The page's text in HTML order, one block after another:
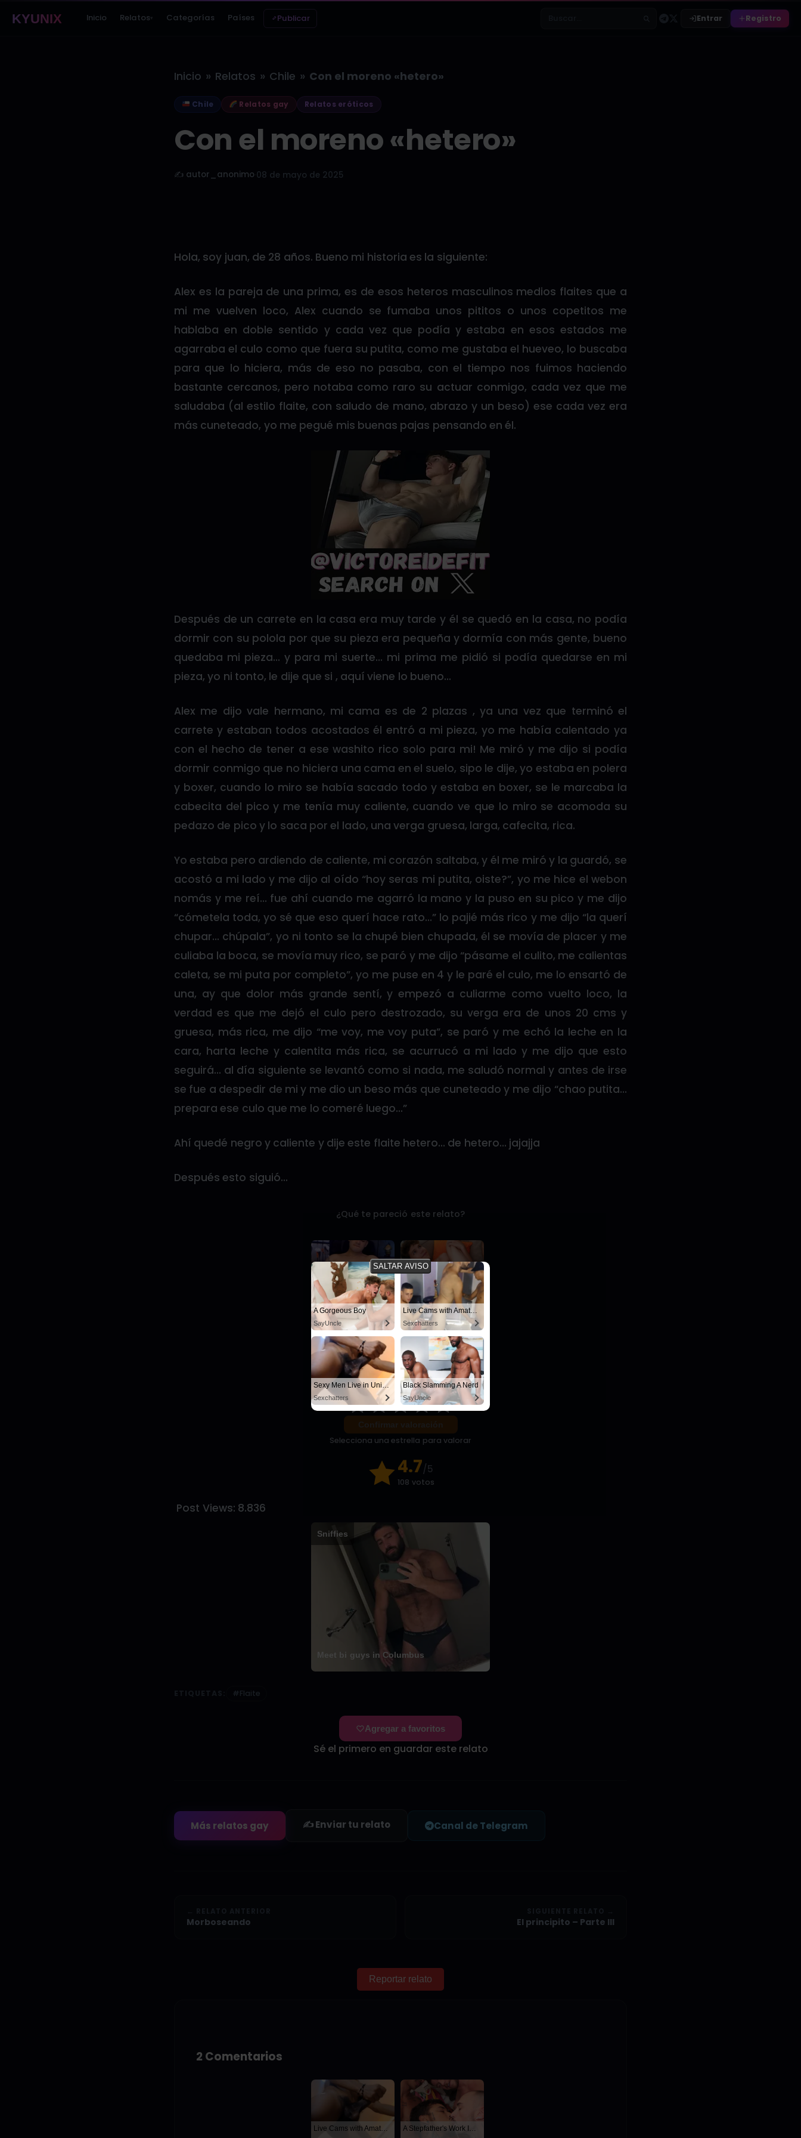
KYUNIX Inicio Relatos▾ Categorías Países Publicar Entrar Registro
Inicio » Relatos » Chile » Con el moreno «hetero»
Chile Relatos gay Relatos eróticos
Con el moreno «hetero»
✍️ autor_anonimo 08 de mayo de 2025
Hola, soy juan, de 28 años. Bueno mi historia es la siguiente:
Alex es la pareja de una prima, es de esos heteros masculinos medios flaites que a
mi me vuelven loco, Alex cuando se fumaba unos pititos o unos copetitos me
hablaba en doble sentido y cada vez que podía y estaba en esos estados me
agarraba el culo como que fuera su putita, como me gustaba el hueveo, lo buscaba
para que lo hiciera, más de eso no pasaba, con el tiempo nos fuimos haciendo
bastante cercanos, pero notaba como raro su actuar conmigo, cada vez que me
saludaba (al estilo flaite, con saludo de mano, abrazo y un beso) ese cada vez era
más cuneteado, yo me pegué mis buenas pajas pensando en él.
Después de un carrete en la casa era muy tarde y él se quedó en la casa, no podía
dormir con su polola por que su pieza era pequeña y dormía con más gente, bueno
quedaba mi pieza… y para mi suerte… mi prima me pidió si podía quedarse en mi
pieza, yo ni tonto, le dije que si , aquí viene lo bueno…
Alex me dijo vale hermano, mi cama es de 2 plazas , ya una vez que terminó el
carrete y estaban todos acostados él entró a mi pieza, yo me había calentado ya
con el hecho de tener a ese washito rico solo para mi! Me miró y me dijo si podía
dormir conmigo que no hiciera una cama en el suelo, sipo le dije, yo estaba en polera
y boxer, cuando lo miro se había sacado todo y estaba en boxer, se le marcaba la
cabecita del pico y me tenía muy caliente, cuando ve que lo miro se acomoda su
pedazo de pico y lo saca por el lado, una verga gruesa, larga, cafecita, rica.
Yo estaba pero ardiendo de caliente, mi corazón saltaba, y él me miró y la guardó, se
acostó a mi lado y me dijo al oído “hoy seras mi putita, oiste?”, yo me hice el webon
nomás y me reí… fue ahí cuando me agarró la mano y la puso en su pico y me dijo
“cómetela toda, yo sé que eso querí hace rato…” lo pajié más rico y me dijo “la querí
chupar… chúpala”, yo ni tonto se la chupé bien chupada, él se movía de placer y me
culiaba la boca, se movía muy rico, se paró y me dijo “pásame el culito, me calientas
caleta, se mi puta por completo”, yo me puse en 4 y le paré el culo, me lo ensartó de
una, ay que dolor más grande sentí, y empezó a culiarme como vuelto loco, la
verdad es que me dejó el culo pero destrozado, su verga era de unos 20 cms y
gruesa, más rica, me dijo “me voy, me voy puta”, se paró y me echó la leche en la
cara, harta leche y calentita más rica, se acurrucó a mi lado y me dijo que esto
seguirá… al día siguiente se levantó como si nada, me saludó normal y antes de irse
se fue a despedir de mi y me dio un beso más que cuneteado y me dijo “chao putita…
prepara ese culo que me lo comeré luego…”
Ahí quedé negro y caliente y dije este flaite hetero… de hetero… jajajja
Después esto siguió…
¿Qué te pareció este relato?
Live Cams with Amateur Men
Sexchatters
I Need My Stepdaddy
SayUncle
Black Slamming A Nerd
SayUncle
Daniel: I need a man for a spicy night...
Manfinder
Selecciona una estrella para valorar
4.7/5
108 votos
Post Views: 8.836
Meet bi guys in Columbus
Sniffies
#Flaite
Agregar a favoritos
Sé el primero en guardar este relato
Más relatos gay ✍️ Enviar tu relato Canal de Telegram
Morboseando El principito – Parte III
Reportar relato
2 Comentarios
Live Cams with Amateur Men A Stepfather's Work Is Never Done
A Gorgeous Boy
SayUncle
Live Cams with Amateur Men
Sexchatters
Sexy Men Live in United States
Sexchatters
Black Slamming A Nerd
SayUncle
SALTAR AVISO